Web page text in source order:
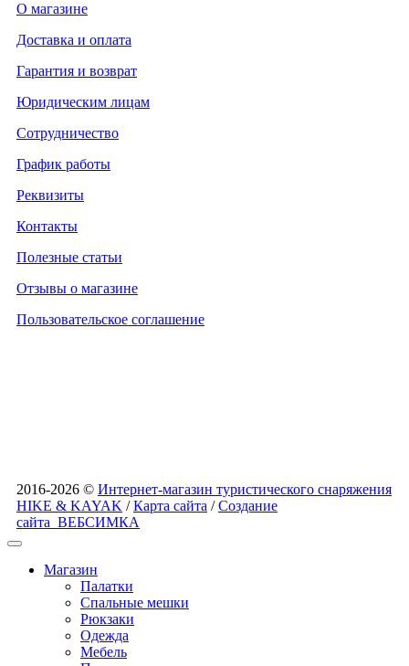
О магазине
Доставка и оплата
Гарантия и возврат
Юридическим лицам
Сотрудничество
График работы
Реквизиты
Контакты
Полезные статьи
Отзывы о магазине
Пользовательское соглашение
2016-2026 © Интернет-магазин туристического снаряжения
HIKE & KAYAK /Карта сайта /Создание
сайта ВЕБСИМКА
Магазин
Палатки
Спальные мешки
Рюкзаки
Одежда
Мебель